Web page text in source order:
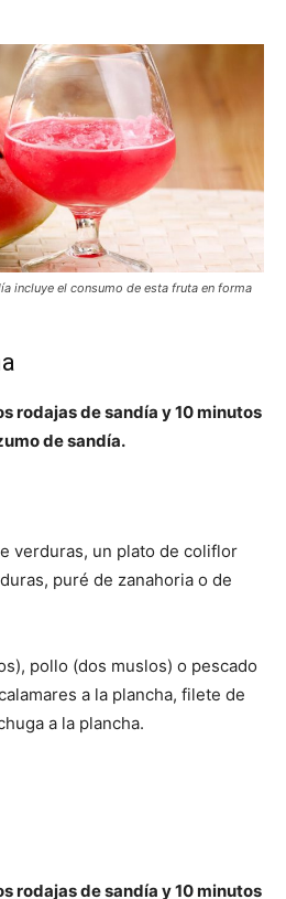
incluye el consumo de esta fruta en forma
rodajas de sandía y 10 minutos
de sandía.
verduras, un plato de coliflor
puré de zanahoria o de
pollo (dos muslos) o pescado
a la plancha, filete de
a la plancha.
rodajas de sandía y 10 minutos